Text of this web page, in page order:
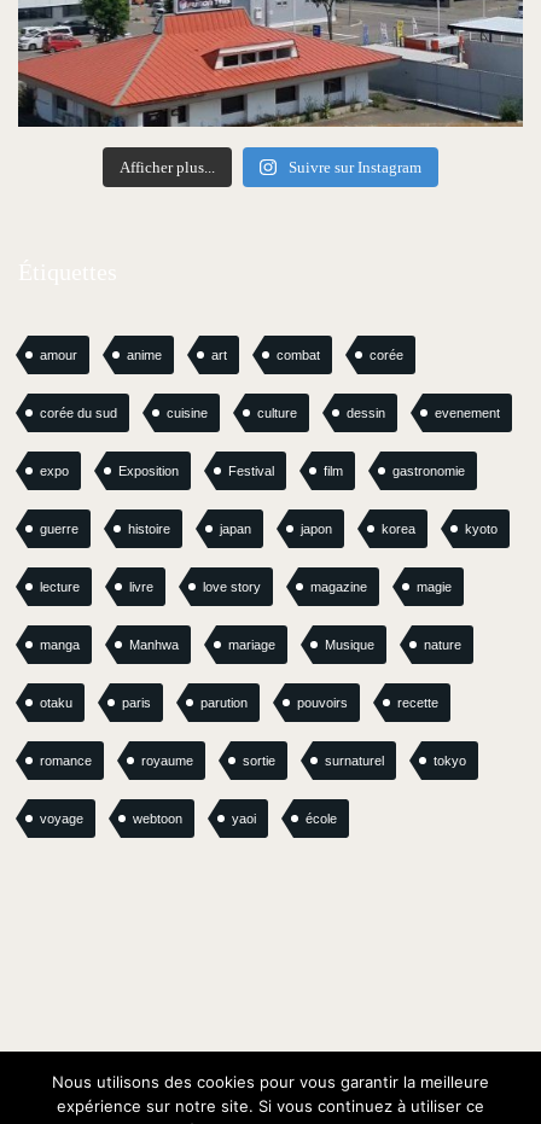
Afficher plus... Suivre sur Instagram
amour anime art combat corée
corée du sud cuisine culture dessin evenement
expo Exposition Festival film gastronomie
guerre histoire japan japon korea kyoto
lecture livre love story magazine magie
manga Manhwa mariage Musique nature
otaku paris parution pouvoirs recette
romance royaume sortie surnaturel tokyo
voyage webtoon yaoi école
Nous utilisons des cookies pour vous garantir la meilleure
expérience sur notre site. Si vous continuez à utiliser ce